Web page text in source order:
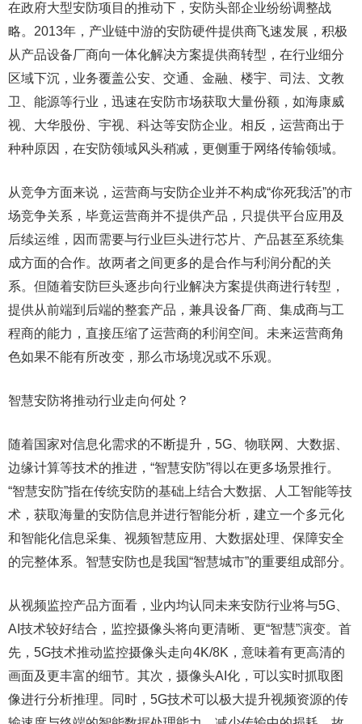
在政府大型安防项目的推动下，安防头部企业纷纷调整战
略。2013年，产业链中游的安防硬件提供商飞速发展，积极
从产品设备厂商向一体化解决方案提供商转型，在行业细分
区域下沉，业务覆盖公安、交通、金融、楼宇、司法、文教
卫、能源等行业，迅速在安防市场获取大量份额，如海康威
视、大华股份、宇视、科达等安防企业。相反，运营商出于
种种原因，在安防领域风头稍减，更侧重于网络传输领域。
从竞争方面来说，运营商与安防企业并不构成“你死我活”的市
场竞争关系，毕竟运营商并不提供产品，只提供平台应用及
后续运维，因而需要与行业巨头进行芯片、产品甚至系统集
成方面的合作。故两者之间更多的是合作与利润分配的关
系。但随着安防巨头逐步向行业解决方案提供商进行转型，
提供从前端到后端的整套产品，兼具设备厂商、集成商与工
程商的能力，直接压缩了运营商的利润空间。未来运营商角
色如果不能有所改变，那么市场境况或不乐观。
智慧安防将推动行业走向何处？
随着国家对信息化需求的不断提升，5G、物联网、大数据、
边缘计算等技术的推进，“智慧安防”得以在更多场景推行。
“智慧安防”指在传统安防的基础上结合大数据、人工智能等技
术，获取海量的安防信息并进行智能分析，建立一个多元化
和智能化信息采集、视频智慧应用、大数据处理、保障安全
的完整体系。智慧安防也是我国“智慧城市”的重要组成部分。
从视频监控产品方面看，业内均认同未来安防行业将与5G、
AI技术较好结合，监控摄像头将向更清晰、更“智慧”演变。首
先，5G技术推动监控摄像头走向4K/8K，意味着有更高清的
画面及更丰富的细节。其次，摄像头AI化，可以实时抓取图
像进行分析推理。同时，5G技术可以极大提升视频资源的传